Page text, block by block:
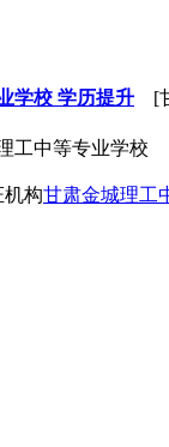
学校 学历提升 [
工中等专业学校
甘肃金城理工